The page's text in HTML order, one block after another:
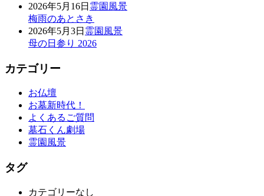
2026年5月16日 霊園風景
梅雨のあとさき
2026年5月3日 霊園風景
母の日参り 2026
カテゴリー
お仏壇
お墓新時代！
よくあるご質問
墓石くん劇場
霊園風景
タグ
カテゴリーなし